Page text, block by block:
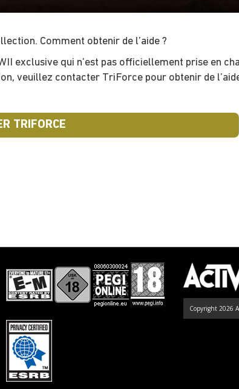
Comment obtenir de l’aide ?
exclusive qui n’est pas officiellement prise en
veuillez contacter TriForce pour obtenir de
TRIFORCE
Copyright 2026